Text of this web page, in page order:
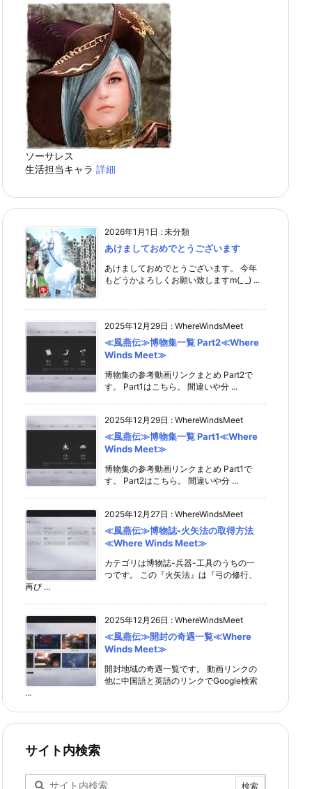
ソーサレス
生活担当キャラ 詳細
2026年1月1日 : 未分類
あけましておめでとうございます
あけましておめでとうございます。 今年
もどうかよろしくお願い致しますm(_ _) ...
2025年12月29日 : WhereWindsMeet
≪風燕伝≫博物集一覧 Part2≪Where
Winds Meet≫
博物集の参考動画リンクまとめ Part2で
す。 Part1はこちら。 間違いや分 ...
2025年12月29日 : WhereWindsMeet
≪風燕伝≫博物集一覧 Part1≪Where
Winds Meet≫
博物集の参考動画リンクまとめ Part1で
す。 Part2はこちら。 間違いや分 ...
2025年12月27日 : WhereWindsMeet
≪風燕伝≫博物誌-火矢法の取得方法
≪Where Winds Meet≫
カテゴリは博物誌-兵器-工具のうちの一
つです。 この『火矢法』は『弓の修行、
再び ...
2025年12月26日 : WhereWindsMeet
≪風燕伝≫開封の奇遇一覧≪Where
Winds Meet≫
開封地域の奇遇一覧です。 動画リンクの
他に中国語と英語のリンクでGoogle検索
...
サイト内検索